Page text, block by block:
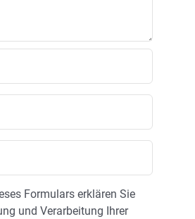
Formulars erklären Sie
und Verarbeitung Ihrer